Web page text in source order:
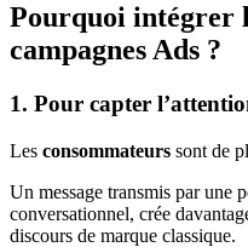
Pourquoi intégrer
campagnes Ads ?
1. Pour capter
Les consommateurs sont de
Un message transmis par une
conversationnel, crée
discours de marque classique.